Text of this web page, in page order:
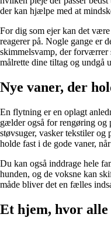
der kan hjælpe med at
For dig som ejer kan det
reagerer på. Nogle gange er
skimmelsvamp, der forværrer
målrette dine tiltag og undgå
Nye vaner, der
En flytning er en oplagt
gælder også for rengøring og
støvsuger, vasker tekstiler
holde fast i de gode vaner,
Du kan også inddrage hele
hunden, og de voksne kan
måde bliver det en fælles
Et hjem, hvor